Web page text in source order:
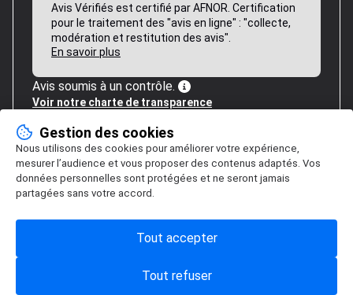
Avis Vérifiés est certifié par AFNOR. Certification
pour le traitement des "avis en ligne" : "collecte,
modération et restitution des avis".
En savoir plus
Avis soumis à un contrôle.
Voir notre charte de transparence
Gestion des cookies
Nous utilisons des cookies pour améliorer votre expérience,
mesurer l’audience et vous proposer des contenus adaptés. Vos
données personnelles sont protégées et ne seront jamais
partagées sans votre accord.
Tout refuser
Tout accepter